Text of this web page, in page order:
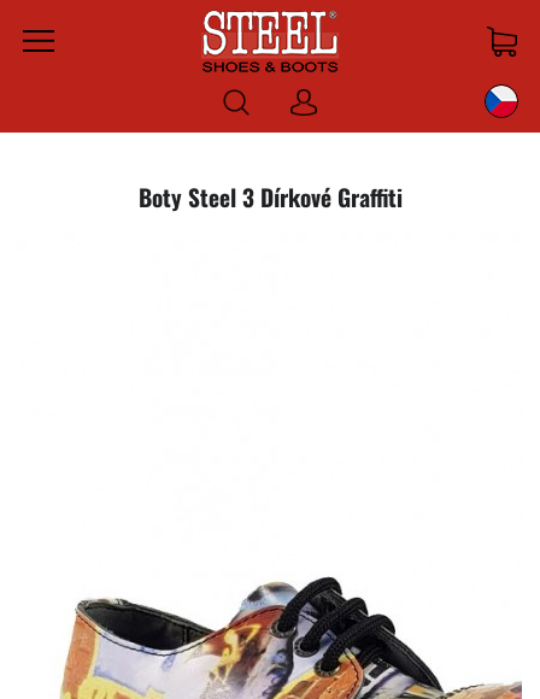
Menu
Prihlásiť
sa
Boty Steel 3 Dírkové Graffiti